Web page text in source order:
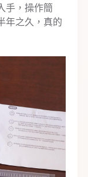
手，操作簡
年之久，真的